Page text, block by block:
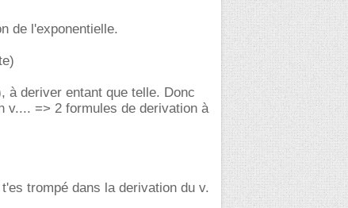
de l'exponentielle.
à deriver entant que telle. Donc
v.... => 2 formules de derivation à
trompé dans la derivation du v.